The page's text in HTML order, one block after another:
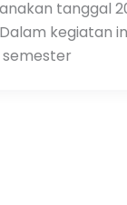
tanggal
kegiatan